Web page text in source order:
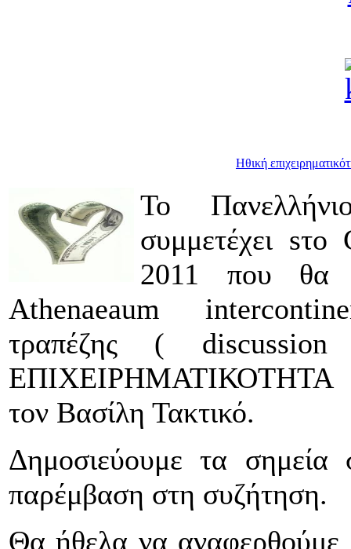
Ηθική
Το
συμμετέχει
2011 που θα
Athenaeaum
τραπέζης (
ΕΠΙΧΕΙΡΗΜΑΤΙΚΟΤΗΤΑ
τον Βασίλη Τακτικό.
Δημοσιεύουμε τα
παρέμβαση στη συζήτηση.
Θα ήθελα να